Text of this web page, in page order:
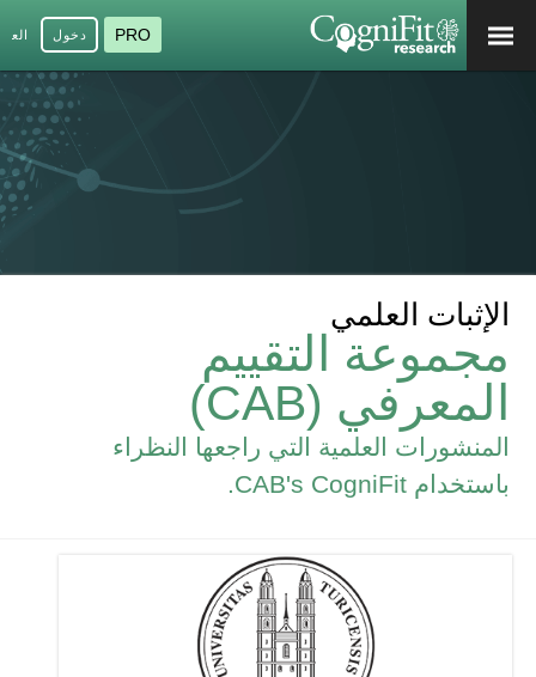
PRO دخول
الإثبات العلمي
مجموعة التقييم
المعرفي (CAB)
المنشورات العلمية التي راجعها النظراء
باستخدام CAB's CogniFit.